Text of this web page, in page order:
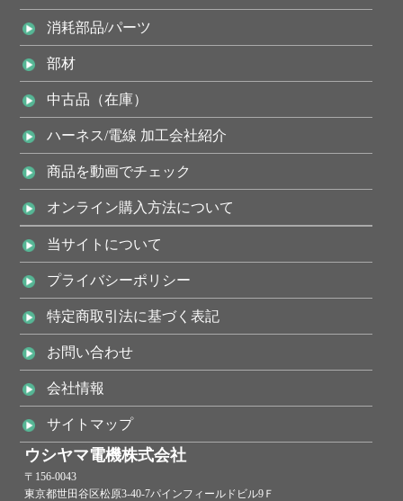
消耗部品/パーツ
部材
中古品（在庫）
ハーネス/電線 加工会社紹介
商品を動画でチェック
オンライン購入方法について
当サイトについて
プライバシーポリシー
特定商取引法に基づく表記
お問い合わせ
会社情報
サイトマップ
ウシヤマ電機株式会社
〒156-0043
東京都世田谷区松原3-40-7パインフィールドビル9Ｆ